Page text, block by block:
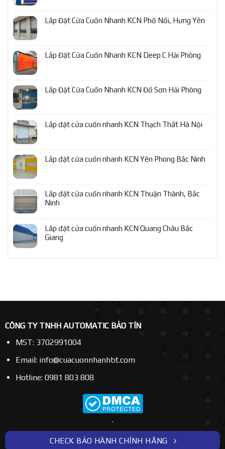
Lắp Đặt Cửa Cuốn Nhanh KCN Phố Nối, Hưng Yên
Lắp Đặt Cửa Cuốn Nhanh KCN Deep C Hải Phòng
Lắp Đặt Cửa Cuốn Nhanh KCN Đồ Sơn Hải Phòng
Lắp đặt cửa cuốn nhanh KCN Thạch Thất Hà Nội
Lắp đặt cửa cuốn nhanh KCN Yên Phong Bắc Ninh
Lắp đặt cửa cuốn nhanh KCN Thuận Thành, Bắc
Ninh
Lắp đặt cửa cuốn nhanh KCN Quang Châu Bắc
Giang
CÔNG TY TNHH AUTOMATIC BẢO TÍN
MST: 3702991004
Email: info@cuacuonnhanhbt.com
Hotline: 0981 803 808
.
CHECK BẢO HÀNH CHÍNH HÃNG